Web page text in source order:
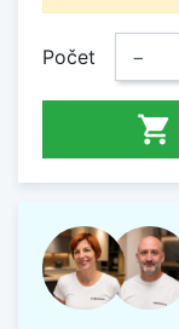
Počet −
